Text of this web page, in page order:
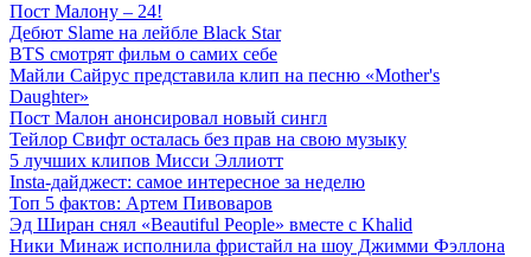
Пост Малону – 24!
Дебют Slame на лейбле Black Star
BTS смотрят фильм о самих себе
Майли Сайрус представила клип на песню «Mother's
Daughter»
Пост Малон анонсировал новый сингл
Тейлор Свифт осталась без прав на свою музыку
5 лучших клипов Мисси Эллиотт
Insta-дайджест: самое интересное за неделю
Топ 5 фактов: Артем Пивоваров
Эд Ширан снял «Beautiful People» вместе с Khalid
Ники Минаж исполнила фристайл на шоу Джимми Фэллона